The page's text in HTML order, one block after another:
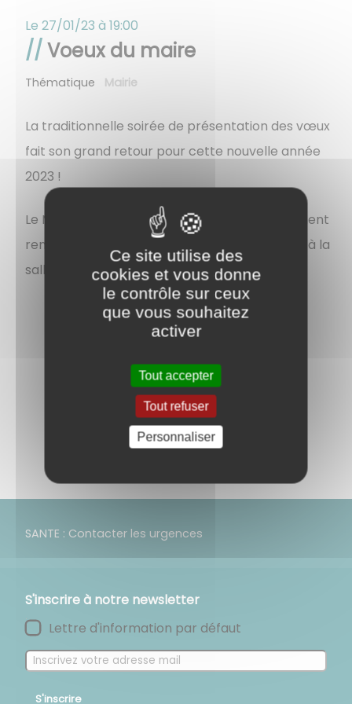
Le 27/01/23 à 19:00
Voeux du maire
Thématique Mairie
La traditionnelle soirée de présentation des vœux
fait son grand retour pour cette nouvelle année
2023 !
Le Maire et les membres du conseil vous donnent
rendez-vous, le vendredi 27 janvier 2023 à 19h à la
salle municipale.
Retour aux évènements
SANTE : Contacter les urgences
S'inscrire à notre newsletter
Lettre d'information par défaut
S'inscrire
Ce site utilise des
cookies et vous donne
le contrôle sur ceux
que vous souhaitez
activer
Tout accepter
Tout refuser
Personnaliser